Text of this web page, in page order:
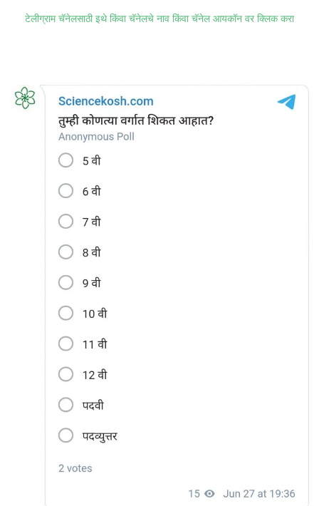
टेलीग्राम चॅनेलसाठी इथे किंवा चॅनेलचे नाव किंवा चॅनेल आयकॉन वर क्लिक करा